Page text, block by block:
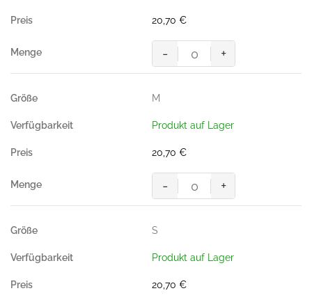
200g/m²)
20,70 €
Poloshirt
Performance,
(50%
200g/m²)
- +
M
Produkt auf Lager
20,70 €
Poloshirt
Performance,
(50%
200g/m²)
- +
S
Produkt auf Lager
20,70 €